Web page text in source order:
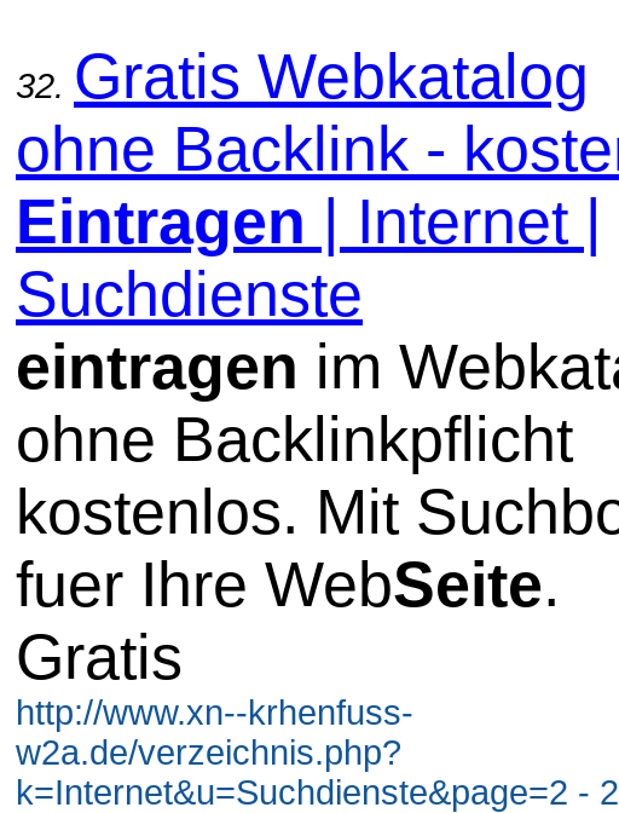
32. Gratis Webkatalog
ohne Backlink -
Eintragen | Internet |
Suchdienste
eintragen im
ohne Backlinkpflicht
kostenlos. Mit
fuer Ihre WebSeite.
Gratis
http://www.xn--krhenfuss-
w2a.de/verzeichnis.php?
k=Internet&u=Suchdienste&page=2 -